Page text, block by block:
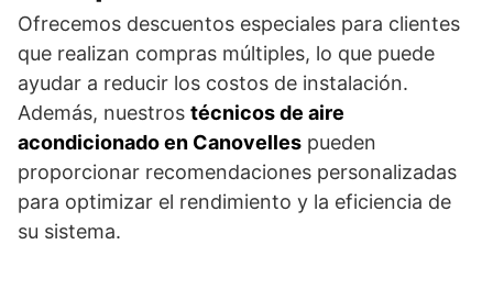
Ofrecemos descuentos especiales para clientes
que realizan compras múltiples, lo que puede
ayudar a reducir los costos de instalación.
Además, nuestros técnicos de aire
acondicionado en Canovelles pueden
proporcionar recomendaciones personalizadas
para optimizar el rendimiento y la eficiencia de
su sistema.